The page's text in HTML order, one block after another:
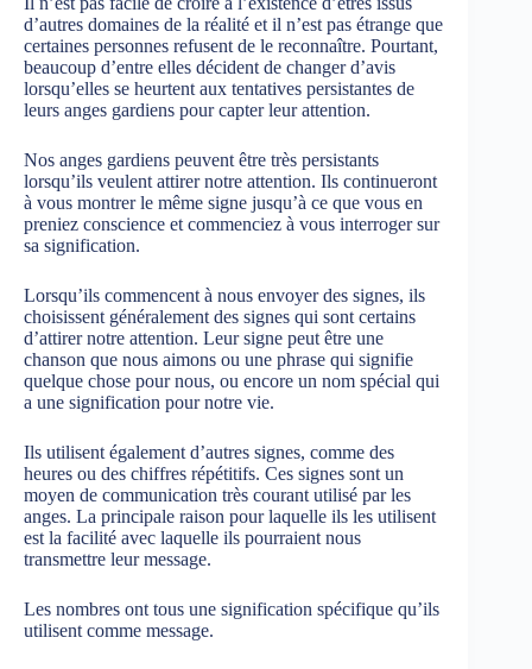
d’autres domaines de la réalité et il n’est pas étrange que
certaines personnes refusent de le reconnaître. Pourtant,
beaucoup d’entre elles décident de changer d’avis
lorsqu’elles se heurtent aux tentatives persistantes de
leurs anges gardiens pour capter leur attention.
Nos anges gardiens peuvent être très persistants
lorsqu’ils veulent attirer notre attention. Ils continueront
à vous montrer le même signe jusqu’à ce que vous en
preniez conscience et commenciez à vous interroger sur
sa signification.
Lorsqu’ils commencent à nous envoyer des signes, ils
choisissent généralement des signes qui sont certains
d’attirer notre attention. Leur signe peut être une
chanson que nous aimons ou une phrase qui signifie
quelque chose pour nous, ou encore un nom spécial qui
a une signification pour notre vie.
Ils utilisent également d’autres signes, comme des
heures ou des chiffres répétitifs. Ces signes sont un
moyen de communication très courant utilisé par les
anges. La principale raison pour laquelle ils les utilisent
est la facilité avec laquelle ils pourraient nous
transmettre leur message.
Les nombres ont tous une signification spécifique qu’ils
utilisent comme message.